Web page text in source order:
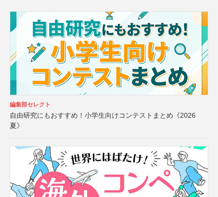
編集部セレクト
自由研究にもおすすめ！小学生向けコンテストまとめ《2026
夏》